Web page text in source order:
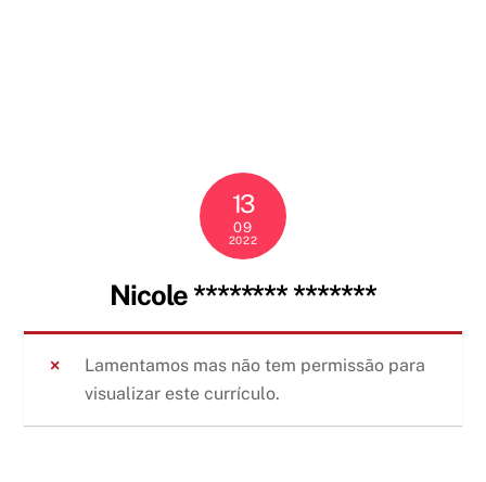
13
09
2022
Nicole ******** *******
Lamentamos mas não tem permissão para
visualizar este currículo.